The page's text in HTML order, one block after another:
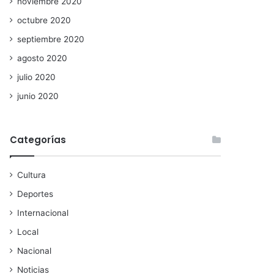
octubre 2020
septiembre 2020
agosto 2020
julio 2020
junio 2020
Categorías
Cultura
Deportes
Internacional
Local
Nacional
Noticias